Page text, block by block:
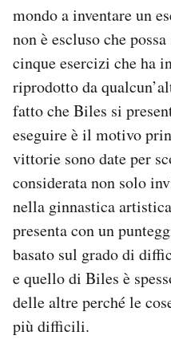
mondo a inventare un
non è escluso che
cinque esercizi che ha
riprodotto da
fatto che Biles si
eseguire è il motivo
vittorie sono date per
considerata non solo
nella ginnastica
presenta con un
basato sul grado di
e quello di Biles è
delle altre perché le
più difficili.